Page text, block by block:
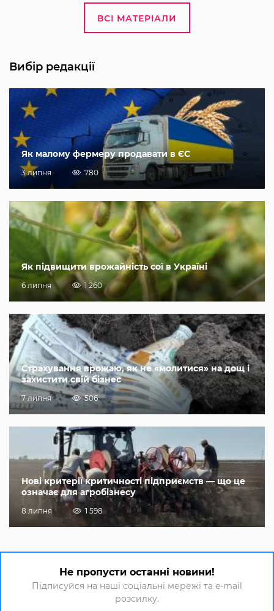
ВСІ МАТЕРІАЛИ
Вибір редакції
Як малому фермеру продавати в ЄС
3 липня 780
Як підвищити врожайність сої в Україні
6 липня 1 260
Страхування врожаю, як не «молитися» на дощ і
захистити свій бізнес
7 липня 506
Нові критерії критичності підприємств — що це
означає для агробізнесу
8 липня 1 598
Не пропусти останні новини!
Підписуйся на наші соціальні мережі та e-mail
розсилку.